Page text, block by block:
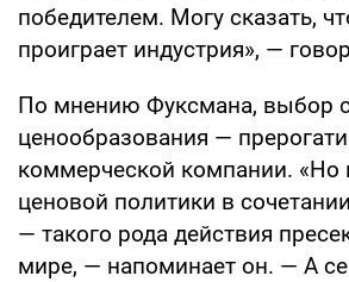
победителем. Могу сказать,
проиграет индустрия», —
По мнению Фуксмана, выбор
ценообразования —
коммерческой компании. «Но
ценовой политики в
— такого рода действия
мире, — напоминает он. — А